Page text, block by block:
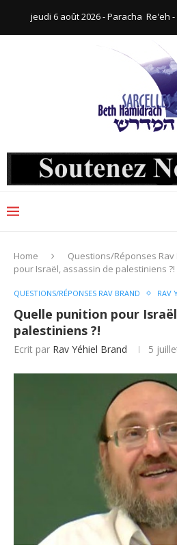
jeudi 6 août 2026 - Paracha ‪ Re'eh‬ -
Home Questions/Réponses Rav
pour Israël, assassin de palestiniens ?!
QUESTIONS/RÉPONSES RAV BRAND RAV
Quelle punition pour
palestiniens ?!
Ecrit par Rav Yéhiel Brand 5